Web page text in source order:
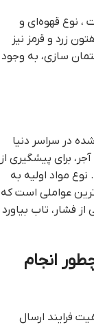
، نوع قهوه‌ای و
زرد و قرمز نیز
سازی، به وجود
در سراسر دنیا
برای پیشگیری از
مواد اولیه به
تولید آن، ۲ تا از مهم‌‌ترین عواملی است که
فشار، تاب بیاورد
چطور انجام
فرایند ارسال